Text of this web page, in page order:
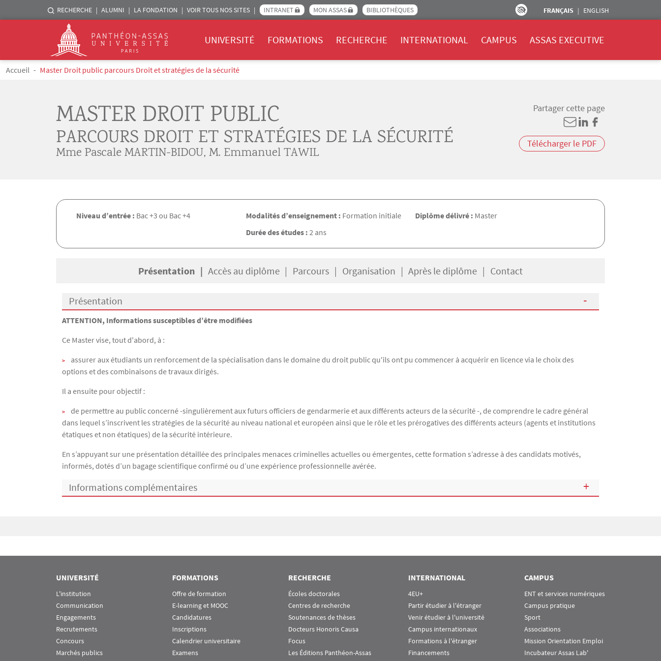
Aller au contenu principal
Menu liste sites Assas
RECHERCHE ALUMNI LA FONDATION VOIR TOUS NOS SITES INTRANET MON ASSAS BIBLIOTHÈQUES FRANÇAIS ENGLISH
Logo
UNIVERSITÉ FORMATIONS RECHERCHE INTERNATIONAL CAMPUS ASSAS EXECUTIVE
Fil d'Ariane
Accueil Master Droit public parcours Droit et stratégies de la sécurité
MASTER DROIT PUBLIC
PARCOURS DROIT ET STRATÉGIES DE LA SÉCURITÉ
Mme Pascale MARTIN-BIDOU, M. Emmanuel TAWIL
Partager cette page
Télécharger le PDF
Niveau d’entrée : Bac +3 ou Bac +4 Modalités d’enseignement : Formation initiale
Durée des études : 2 ans
Diplôme délivré : Master
Présentation Accès au diplôme Parcours Organisation Après le diplôme Contact
Présentation
Présentation
ATTENTION, Informations susceptibles d’être modifiées
Ce Master vise, tout d'abord, à :
assurer aux étudiants un renforcement de la spécialisation dans le domaine du droit public qu'ils ont pu commencer à acquérir en licence via le choix des
options et des combinaisons de travaux dirigés.
Il a ensuite pour objectif :
de permettre au public concerné -singulièrement aux futurs officiers de gendarmerie et aux différents acteurs de la sécurité -, de comprendre le cadre général
dans lequel s’inscrivent les stratégies de la sécurité au niveau national et européen ainsi que le rôle et les prérogatives des différents acteurs (agents et institutions
étatiques et non étatiques) de la sécurité intérieure.
En s’appuyant sur une présentation détaillée des principales menaces criminelles actuelles ou émergentes, cette formation s’adresse à des candidats motivés,
informés, dotés d’un bagage scientifique confirmé ou d’une expérience professionnelle avérée.
Informations complémentaires
UNIVERSITÉ
L'institution
Communication
Engagements
Recrutements
Concours
Marchés publics
FORMATIONS
Offre de formation
E-learning et MOOC
Candidatures
Inscriptions
Calendrier universitaire
Examens
RECHERCHE
Écoles doctorales
Centres de recherche
Soutenances de thèses
Docteurs Honoris Causa
Focus
Les Éditions Panthéon-Assas
INTERNATIONAL
4EU+
Partir étudier à l'étranger
Venir étudier à l'université
Campus internationaux
Formations à l'étranger
Financements
CAMPUS
ENT et services numériques
Campus pratique
Sport
Associations
Mission Orientation Emploi
Incubateur Assas Lab'